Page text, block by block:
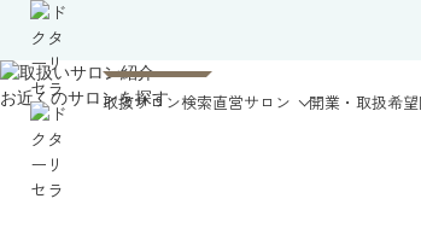
取扱サロン検索直営サロン 開業・取扱希望
お近くのサロンを探す